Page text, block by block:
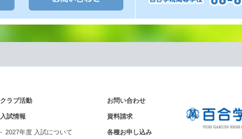
クラブ活動
入試情報
2027年度 入試について
お問い合わせ
資料請求
各種お申し込み